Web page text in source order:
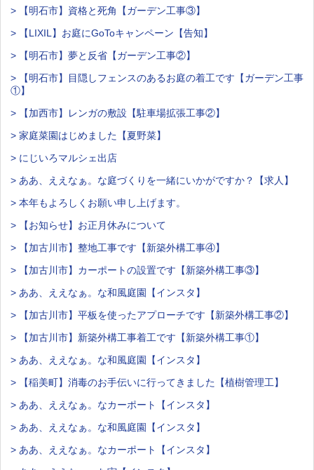
> 【明石市】資格と死角【ガーデン工事③】
> 【LIXIL】お庭にGoToキャンペーン【告知】
> 【明石市】夢と反省【ガーデン工事②】
> 【明石市】目隠しフェンスのあるお庭の着工です【ガーデン工事
①】
> 【加西市】レンガの敷設【駐車場拡張工事②】
> 家庭菜園はじめました【夏野菜】
> にじいろマルシェ出店
> ああ、ええなぁ。な庭づくりを一緒にいかがですか？【求人】
> 本年もよろしくお願い申し上げます。
> 【お知らせ】お正月休みについて
> 【加古川市】整地工事です【新築外構工事④】
> 【加古川市】カーポートの設置です【新築外構工事③】
> ああ、ええなぁ。な和風庭園【インスタ】
> 【加古川市】平板を使ったアプローチです【新築外構工事②】
> 【加古川市】新築外構工事着工です【新築外構工事①】
> ああ、ええなぁ。な和風庭園【インスタ】
> 【稲美町】消毒のお手伝いに行ってきました【植樹管理工】
> ああ、ええなぁ。なカーポート【インスタ】
> ああ、ええなぁ。な和風庭園【インスタ】
> ああ、ええなぁ。なカーポート【インスタ】